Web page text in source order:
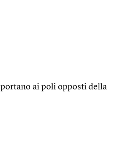
ai poli opposti della